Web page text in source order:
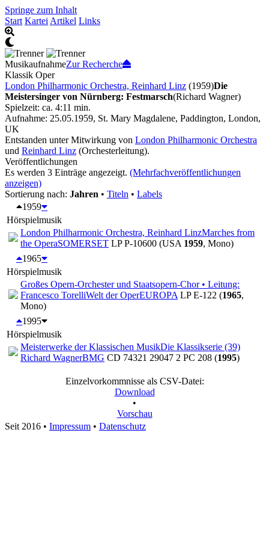
Springe zum Inhalt
Start Kartei Artikel Links
MusikaufnahmeZur Recherche
Klassik Oper
London Philharmonic Orchestra, Reinhard Linz (1959)Die
Meistersinger von Nürnberg: Festmarsch(Richard Wagner)
Spielzeit: ca. 4:11 min.
Aufnahme: 25.05.1959, St. Mary Magdalene, Paddington, London,
UK
Entstanden unter Mitwirkung von London Philharmonic Orchestra
und Reinhard Linz (Orchesterleitung).
Veröffentlichungen
Es werden 3 Einträge angezeigt. (Mehrfachveröffentlichungen
anzeigen)
Sortierung nach: Jahren • Titeln • Labels
1959
Hörspielmusik
London Philharmonic Orchestra, Reinhard LinzMarches from
the OperaSOMERSET LP P-10600 (USA 1959, Mono)
1965
Hörspielmusik
Großes Opern-Orchester und Staatsopern-Chor • Leitung:
Francesco TorelliWelt der OperEUROPA LP E-122 (1965,
Mono)
1995
Hörspielmusik
Meisterwerke der Klassischen MusikDie Klassikserie (39)
Richard WagnerBMG CD 74321 29047 2 PC 208 (1995)
Einzelvorkommnisse als CSV-Datei:
Download
•
Vorschau
Seit 2016 • Impressum • Datenschutz